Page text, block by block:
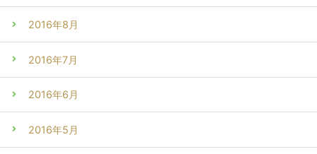
2016年8月
2016年7月
2016年6月
2016年5月